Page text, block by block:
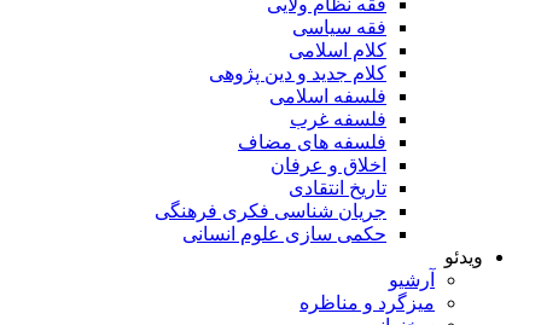
فقه سیاسی
کلام اسلامی
کلام جدید و دین پژوهی
فلسفه اسلامی
فلسفه غرب
فلسفه های مضاف
اخلاق و عرفان
تاریخ انتقادی
جریان شناسی فکری فرهنگی
حکمی سازی علوم انسانی
ویدئو
آرشیو
میزگرد و مناظره